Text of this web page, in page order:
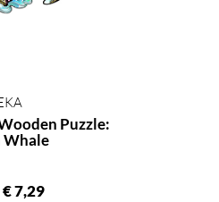
Puzzle:
Whale
€7,29